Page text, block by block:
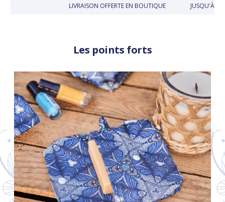
LIVRAISON OFFERTE EN BOUTIQUE JUSQU'À 30
Les points forts